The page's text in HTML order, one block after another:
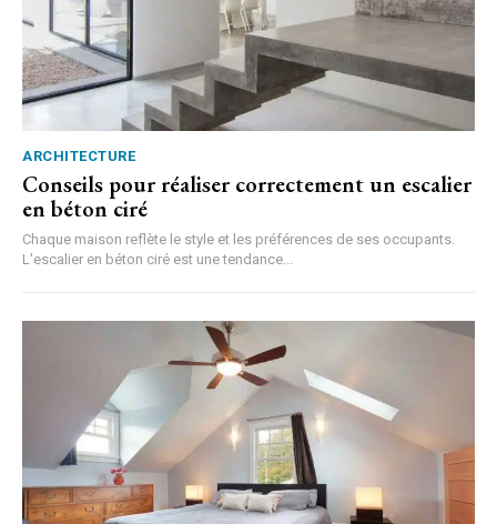
ARCHITECTURE
Conseils pour réaliser correctement un escalier
en béton ciré
Chaque maison reflète le style et les préférences de ses occupants.
L'escalier en béton ciré est une tendance...